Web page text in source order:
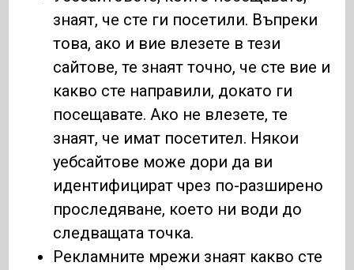
знаят, че сте ги посетили. Въпреки
това, ако и вие влезете в тези
сайтове, те знаят точно, че сте вие ​​и
какво сте направили, докато ги
посещавате. Ако не влезете, те
знаят, че имат посетител. Някои
уебсайтове може дори да ви
идентифицират чрез по-разширено
проследяване, което ни води до
следващата точка.
Рекламните мрежи знаят какво сте